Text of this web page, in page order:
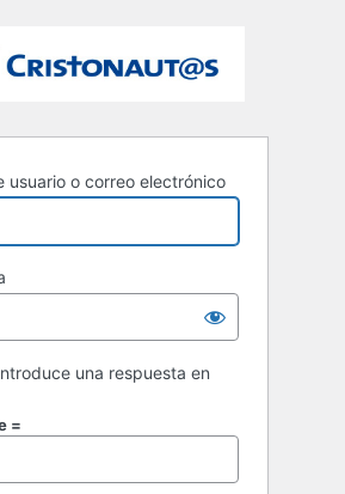
usuario o correo electrónico
una respuesta en
=